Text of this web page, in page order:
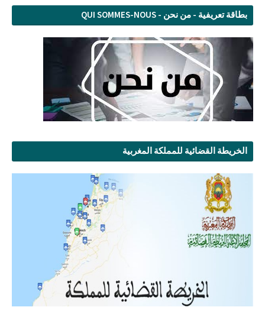
بطاقة تعريفية - من نحن - QUI SOMMES-NOUS
الخريطة القضائية للمملكة المغربية